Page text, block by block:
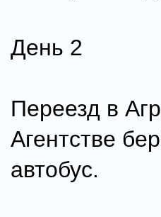
День 2
Переезд в
Агентстве
автобус.